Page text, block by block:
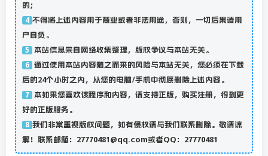
的；
4 不得将上述内容用于商业或者非法用途，否则，一切后果请用
户自负。
5 本站信息来自网络收集整理，版权争议与本站无关。
6 通过使用本站内容随之而来的风险与本站无关，您必须在下载
后的24个小时之内，从您的电脑/手机中彻底删除上述内容。
7 本如果您喜欢该程序和内容，请支持正版，购买注册，得到更
好的正版服务。
8 我们非常重视版权问题，如有侵权请与我们联系删除。敬请谅
解！联系邮箱：27770481@qq.com或者QQ：27770481